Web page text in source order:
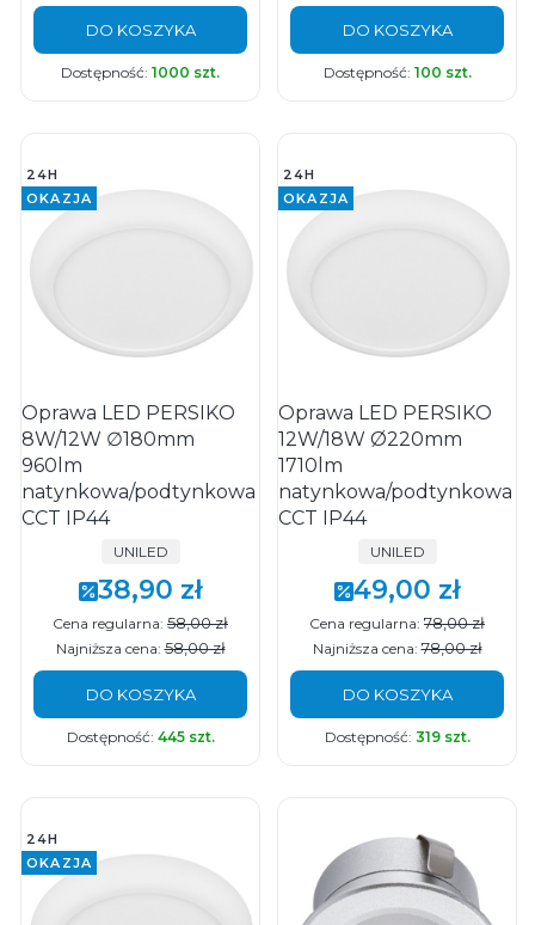
DO KOSZYKA
Dostępność: 1000 szt.
DO KOSZYKA
Dostępność: 100 szt.
24H
OKAZJA
Oprawa LED PERSIKO
8W/12W ∅180mm
960lm
natynkowa/podtynkowa
CCT IP44
PRODUCENT
UNILED
Cena promocyjna
38,90 zł
Cena regularna: 58,00 zł
Najniższa cena: 58,00 zł
DO KOSZYKA
Dostępność: 445 szt.
24H
OKAZJA
Oprawa LED PERSIKO
12W/18W Ø220mm
1710lm
natynkowa/podtynkowa
CCT IP44
PRODUCENT
UNILED
Cena promocyjna
49,00 zł
Cena regularna: 78,00 zł
Najniższa cena: 78,00 zł
DO KOSZYKA
Dostępność: 319 szt.
24H
OKAZJA